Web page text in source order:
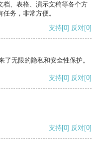
档、表格、演示文稿等各个方
务，非常方便。
支持[0] 反对[0]
无限的隐私和安全性保护。
支持[0] 反对[0]
支持[0] 反对[0]